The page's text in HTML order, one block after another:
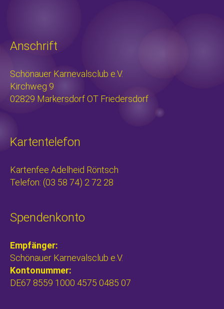
Anschrift
Schönauer Karnevalsclub e.V.
Kirchweg 9
02829 Markersdorf OT Friedersdorf
Kartentelefon
Kartenfee Adelheid Röntsch
Telefon: (03 58 74) 2 72 28
Spendenkonto
Empfänger:
Schönauer Karnevalsclub e.V.
Kontonummer:
DE67 8559 1000 4575 0485 07